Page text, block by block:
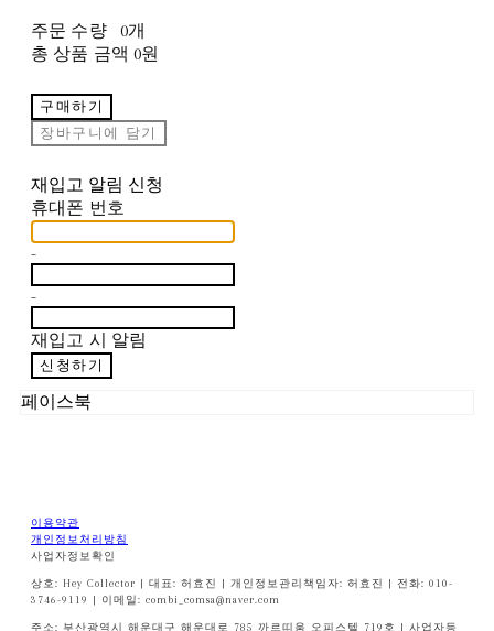
주문 수량
0개
총 상품 금액 0원
구매하기
장바구니에 담기
재입고 알림 신청
휴대폰 번호
-
-
재입고 시 알림
신청하기
페이스북
이용약관
개인정보처리방침
사업자정보확인
상호: Hey Collector | 대표: 허효진 | 개인정보관리책임자: 허효진 | 전화: 010-
3746-9119 | 이메일: combi_comsa@naver.com
주소: 부산광역시 해운대구 해운대로 785 까르띠움 오피스텔 719호 | 사업자등